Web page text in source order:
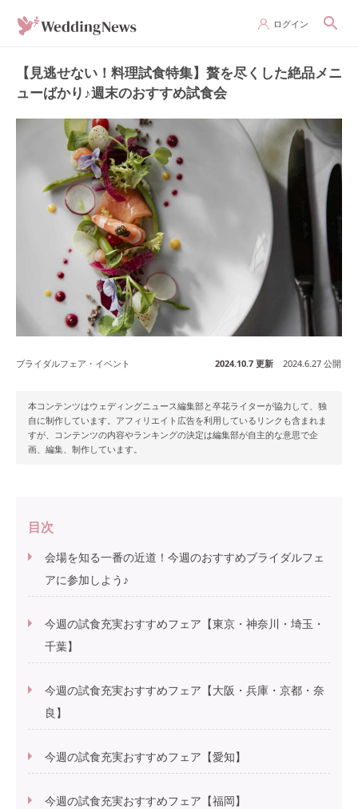
ログイン
【見逃せない！料理試食特集】贅を尽くした絶品メニ
ューばかり♪週末のおすすめ試食会
ブライダルフェア・イベント 2024.10.7 更新 2024.6.27 公開
本コンテンツはウェディングニュース編集部と卒花ライターが協力して、独
自に制作しています。アフィリエイト広告を利用しているリンクも含まれま
すが、コンテンツの内容やランキングの決定は編集部が自主的な意思で企
画、編集、制作しています。
目次
会場を知る一番の近道！今週のおすすめブライダルフェ
アに参加しよう♪
今週の試食充実おすすめフェア【東京・神奈川・埼玉・
千葉】
今週の試食充実おすすめフェア【大阪・兵庫・京都・奈
良】
今週の試食充実おすすめフェア【愛知】
今週の試食充実おすすめフェア【福岡】